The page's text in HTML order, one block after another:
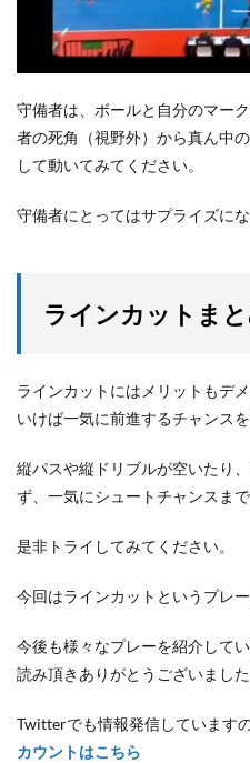
守備者は、ボールと自分のマー
者の死角（視野外）から真ん中
して動いてみてください。
守備者にとってはサプライズにな
ラインカットま
ラインカットにはメリットもデ
いけば一気に前進するチャンスを
縦パスや縦ドリブルが空いたり
ず、一気にシュートチャンスま
是非トライしてみてください。
今回はラインカットというプレー
今後も様々なプレーを紹介して
読み頂きありがとうございました
Twitterでも情報発信しています
カウントはこちら